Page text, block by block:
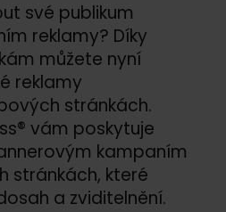
své publikum
reklamy? Díky
můžete nyní
reklamy
stránkách.
vám poskytuje
kampaním
stránkách, které
a zviditelnění.